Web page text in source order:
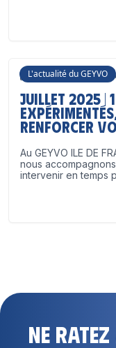
L'actualité du GEYVO
3 juillet 2025
Juillet 2025 |
renforcer
Au GEYVO ILE DE
nous
intervenir en temps
Ne